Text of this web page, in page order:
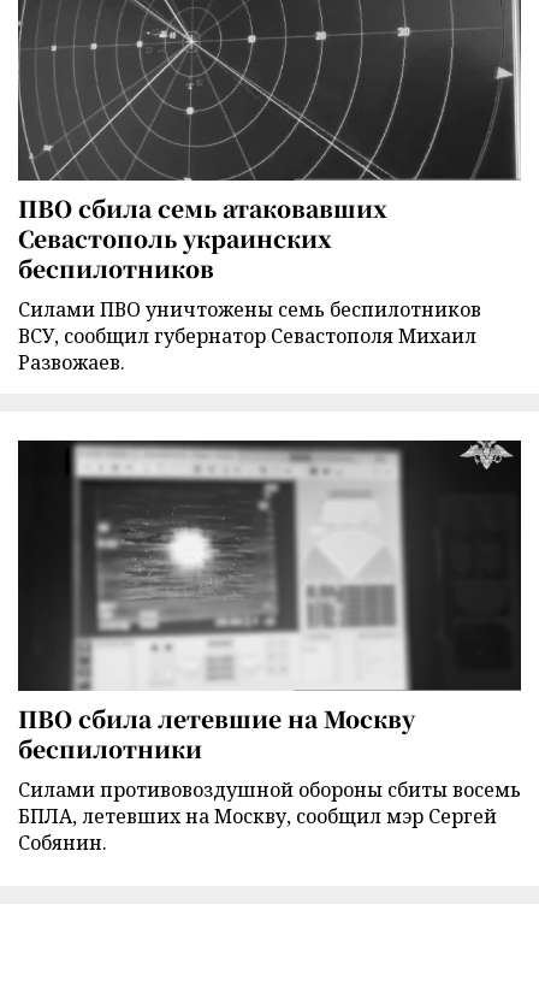
ПВО сбила семь атаковавших
Севастополь украинских
беспилотников
Силами ПВО уничтожены семь беспилотников
ВСУ, сообщил губернатор Севастополя Михаил
Развожаев.
ПВО сбила летевшие на Москву
беспилотники
Силами противовоздушной обороны сбиты восемь
БПЛА, летевших на Москву, сообщил мэр Сергей
Собянин.